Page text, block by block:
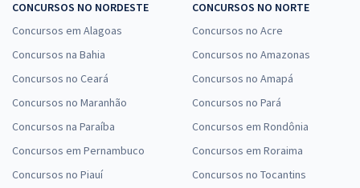
CONCURSOS NO NORDESTE
Concursos em Alagoas
Concursos na Bahia
Concursos no Ceará
Concursos no Maranhão
Concursos na Paraíba
Concursos em Pernambuco
Concursos no Piauí
CONCURSOS NO NORTE
Concursos no Acre
Concursos no Amazonas
Concursos no Amapá
Concursos no Pará
Concursos em Rondônia
Concursos em Roraima
Concursos no Tocantins